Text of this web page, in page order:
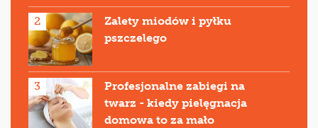
2
Zalety miodów i pyłku
pszczelego
3
Profesjonalne zabiegi na
twarz - kiedy pielęgnacja
domowa to za mało